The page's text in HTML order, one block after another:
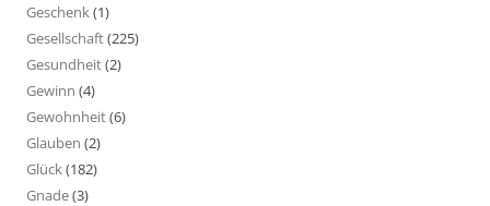
Geschenk(1)
Gesellschaft(225)
Gesundheit(2)
Gewinn (4)
Gewohnheit(6)
Glauben (2)
Glück(182)
Gnade(3)